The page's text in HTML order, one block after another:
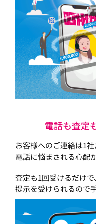
電話も査定
お客様へのご連絡は1
電話に悩まされる心配
査定も1回受けるだけ
提示を受けられるので